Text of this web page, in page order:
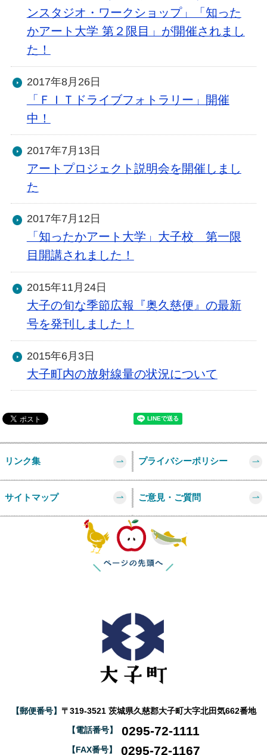
ンスタジオ・ワークショップ」「知った
かアート大学 第２限目」が開催されまし
た！
2017年8月26日
「ＦＩＴドライブフォトラリー」開催
中！
2017年7月13日
アートプロジェクト説明会を開催しまし
た
2017年7月12日
「知ったかアート大学」大子校 第一限
目開講されました！
2015年11月24日
大子の旬な季節広報『奥久慈便』の最新
号を発刊しました！
2015年6月3日
大子町内の放射線量の状況について
リンク集 プライバシーポリシー
サイトマップ ご意見・ご質問
【郵便番号】 〒319-3521 茨城県久慈郡大子町大字北田気662番地
【電話番号】 0295-72-1111
【FAX番号】 0295-72-1167